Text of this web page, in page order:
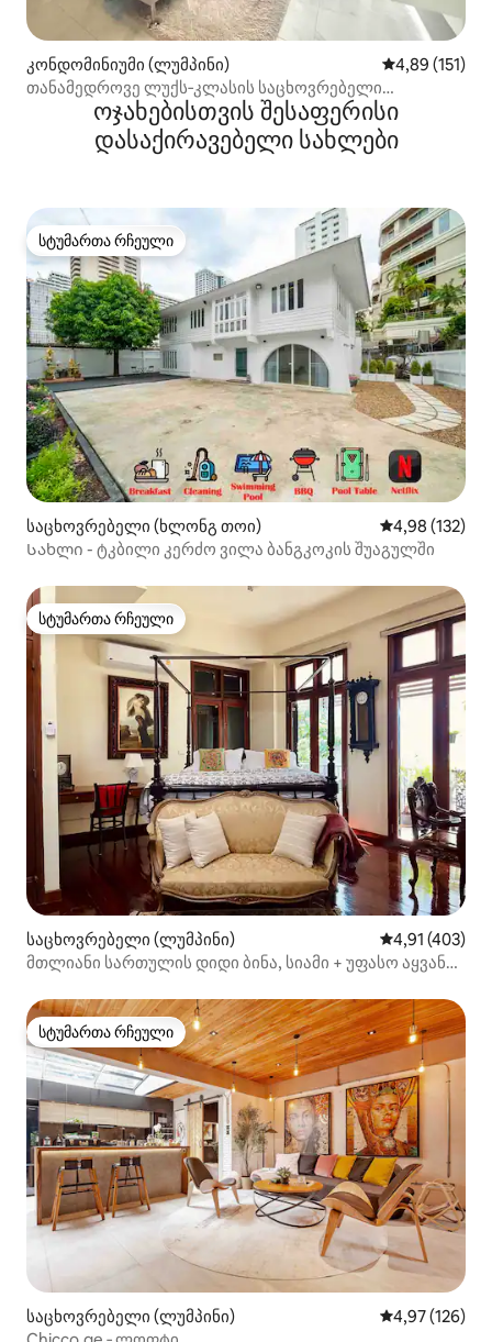
კონდომინიუმი (ლუმპინი) საშუალო
4,89 (151)
თანამედროვე ლუქს‑კლასის საცხოვრებელი
1 საძინებლით, BTS Nana‑სთან
ოჯახებისთვის შესაფერისი
დასაქირავებელი სახლები
სტუმართა რჩეული
სტუმართა რჩეული
საცხოვრებელი (ხლონგ თოი) საშუალო
4,98 (132)
Სახლი - ტკბილი კერძო ვილა ბანგკოკის შუაგულში
სტუმართა რჩეული
სტუმართა რჩეული
საცხოვრებელი (ლუმპინი) საშუალო
4,91 (403)
მთლიანი სართულის დიდი ბინა, სიამი + უფასო აყვანა
სტუმართა რჩეული
სტუმართა რჩეული
საცხოვრებელი (ლუმპინი) საშუალო
4,97 (126)